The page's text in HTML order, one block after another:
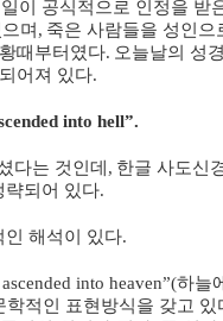
이 공식적으로 인정을 받
며 , 죽은 사람들을 성인으
때부터였다. 오늘날의 성
어져 있다.
into hell”.
다는 것인데 , 한글 사도신
략되어 있다.
인 해석이 있다.
into heaven”(하늘
적인 표현방식을 갖고 있